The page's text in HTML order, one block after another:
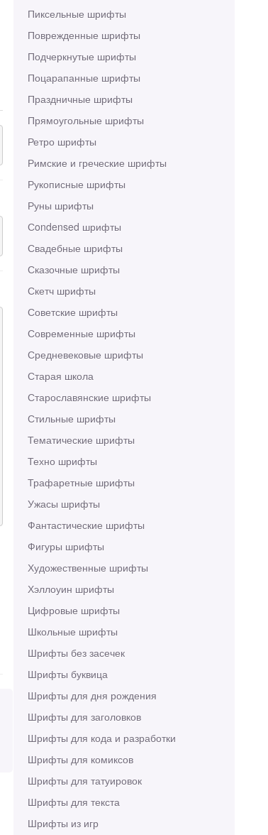
Пиксельные шрифты
Поврежденные шрифты
Подчеркнутые шрифты
Поцарапанные шрифты
Праздничные шрифты
Прямоугольные шрифты
Ретро шрифты
Римские и греческие шрифты
Рукописные шрифты
Руны шрифты
Сondensed шрифты
Свадебные шрифты
Сказочные шрифты
Скетч шрифты
Советские шрифты
Современные шрифты
Средневековые шрифты
Старая школа
Старославянские шрифты
Стильные шрифты
Тематические шрифты
Техно шрифты
Трафаретные шрифты
Ужасы шрифты
Фантастические шрифты
Фигуры шрифты
Художественные шрифты
Хэллоуин шрифты
Цифровые шрифты
Школьные шрифты
Шрифты без засечек
Шрифты буквица
Шрифты для дня рождения
Шрифты для заголовков
Шрифты для кода и разработки
Шрифты для комиксов
Шрифты для татуировок
Шрифты для текста
Шрифты из игр